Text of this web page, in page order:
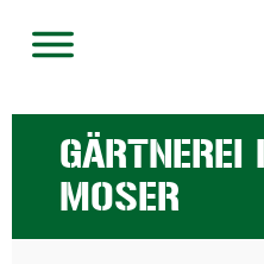
GÄRTNEREI
MOSER